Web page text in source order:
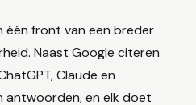
één front van een breder
Naast Google citeren
Claude en
antwoorden, en elk doet